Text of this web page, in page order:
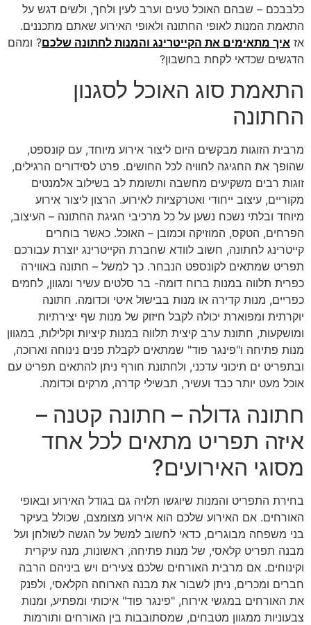
כלבבכם – שבהם האוכל טעים וערב לעין ולחך, ולשים דגש על
התאמת המנות לאופי החתונה ולאופי האירוע שאתם מתכננים.
אז איך מתאימים את הקייטרינג והמנות לחתונה שלכם? ומהם
הדגשים שכדאי לקחת בחשבון?
התאמת סוג האוכל לסגנון
החתונה
מרבית הזוגות מבקשים היום ליצור אירוע מיוחד, עם קונספט,
שהופך את החגיגה לחוויה לכל החושים. פרט לסידורים הרגילים,
זוגות רבים משקיעים מחשבה ותשומת לב בשילוב אלמנטים
מקוריים, עיצוב ייחודי ואטרקציות לאירוע. הרצון ליצור אירוע
מיוחד ובלתי נשכח נשען על כל מרכיבי חגיגת החתונה – העיצוב,
הפרחים, הטקס, המוזיקה וכמובן – האוכל. כאשר בוחרים
קייטרינג לחתונה, חשוב לוודא שחברת הקייטרינג יוצרת עבורכם
תפריט שמתאים לקונספט הנבחר. כך למשל – חתונה באווירה
כפרית תלווה במנות ברוח דומה- בר סלטים עשיר ומגוון, לחמים
כפריים, מנות קדירה או מנות בבישול איטי וכדומה. חתונה
יוקרתית ומפוארת יכולה לקבל חיזוק של מנות שף יצירתיות
ומושקעות, חתונת ערב קיצית תלווה במנות קיציות וקלילות, במגוון
מנות פתיחה ו"פינגר פוד" שמתאים לקבלת פנים נינוחה וארוכה,
ובתפריט ים תיכוני עדכני, ולחתונת חורף ניתן להתאים תפריט עם
אוכל מעט יותר כבד ועשיר, תבשילי קדרה, מרקים וכדומה.
חתונה גדולה – חתונה קטנה –
איזה תפריט מתאים לכל אחד
מסוגי האירועים?
בחירת התפריט והמנות שיוגשו תלויה גם בגודל האירוע ובאופי
האורחים. אם האירוע שלכם הוא אירוע מצומצם, שכולל בעיקר
בני משפחה מבוגרים, כדאי לחשוב למשל על הגשה לשולחן ועל
מבנה תפריט קלאסי, של מנות פתיחה, ראשונות, מנה עיקרית
וקינוחים. אם מרבית האורחים שלכם צעירים ויש ביניהם הרבה
חברים ומכרים, ניתן לשבור את מבנה הארוחה הקלאסי, ולפנק
את האורחים במגשי אירוח, "פינגר פוד" איכותי ומפתיע, ומנות
צבעוניות ממגוון מטבחים, שמסתובבות בין האורחים ותורמות